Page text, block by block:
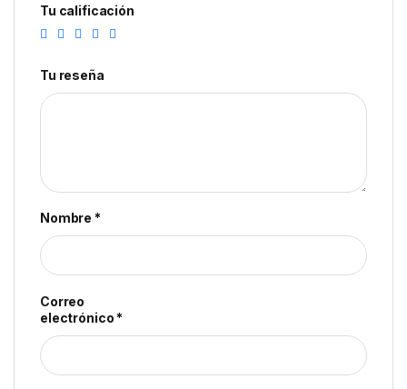
Tu calificación
Tu reseña
Nombre*
Correo
electrónico*